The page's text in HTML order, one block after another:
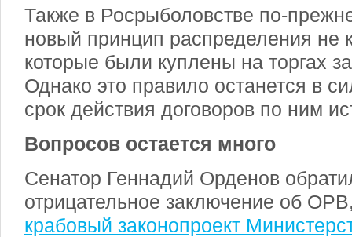
Также в Росрыболовстве по-
новый принцип распределения не
которые были куплены на торгах
Однако это правило останется в
срок действия договоров по ним
Вопросов остается много
Сенатор Геннадий Орденов
отрицательное заключение об
крабовый законопроект